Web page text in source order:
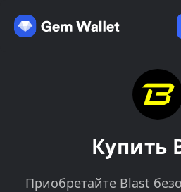
Купить
Приобретайте Blast